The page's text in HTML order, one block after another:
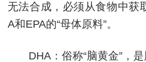
无法合成，必须从食物中获
A和EPA的“母体原料”。
DHA：俗称“脑黄金”，